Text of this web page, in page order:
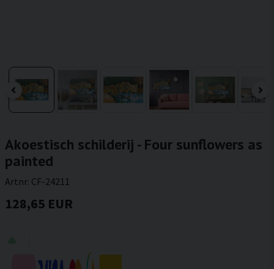
Akoestisch schilderij - Four sunflowers as
painted
Artnr: CF-24211
128,65 EUR